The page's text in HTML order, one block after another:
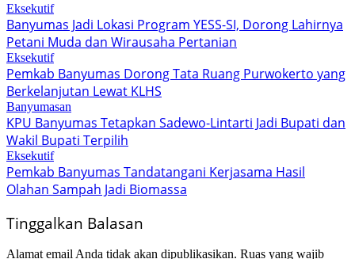
Eksekutif
Banyumas Jadi Lokasi Program YESS-SI, Dorong Lahirnya
Petani Muda dan Wirausaha Pertanian
Eksekutif
Pemkab Banyumas Dorong Tata Ruang Purwokerto yang
Berkelanjutan Lewat KLHS
Banyumasan
KPU Banyumas Tetapkan Sadewo-Lintarti Jadi Bupati dan
Wakil Bupati Terpilih
Eksekutif
Pemkab Banyumas Tandatangani Kerjasama Hasil
Olahan Sampah Jadi Biomassa
Tinggalkan Balasan
Alamat email Anda tidak akan dipublikasikan. Ruas yang wajib